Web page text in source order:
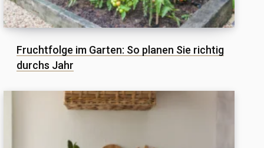
Fruchtfolge im Garten: So planen Sie richtig
durchs Jahr